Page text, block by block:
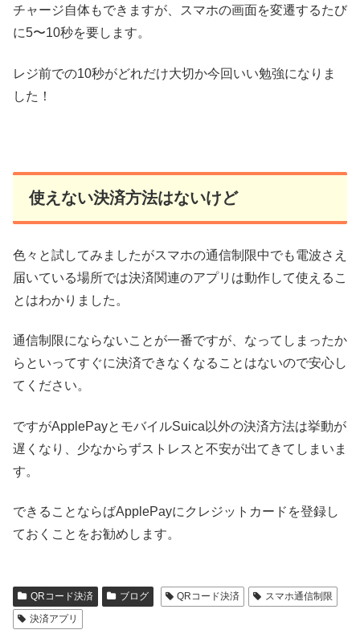
チャージ自体もできますが、スマホの画面を変遷するたび
に5〜10秒を要します。
レジ前での10秒がどれだけ大切か今回いい勉強になりま
した！
使えない決済方法はないけど
色々と試してみましたがスマホの通信制限中でも電波さえ
届いている場所では決済関連のアプリは動作して使えるこ
とはわかりました。
通信制限にならないことが一番ですが、なってしまったか
らといってすぐに決済できなくなることはないので安心し
てください。
ですがApplePayとモバイルSuica以外の決済方法は挙動が
遅くなり、少なからずストレスと不安が出てきてしまいま
す。
できることならばApplePayにクレジットカードを登録し
ておくことをお勧めします。
QRコード決済 ブログ QRコード決済
スマホ通信制限
決済アプリ